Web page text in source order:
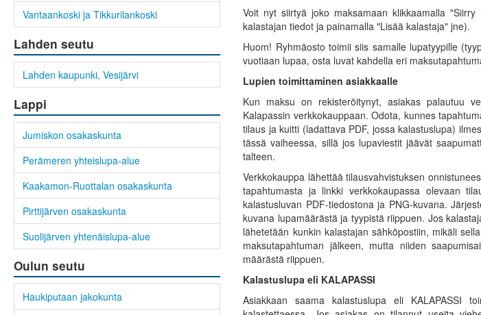
Vantaankoski ja Tikkurilankoski
Lahden seutu
Lahden kaupunki, Vesijärvi
Lappi
Jumiskon osakaskunta
Perämeren yhteislupa-alue
Kaakamon-Ruottalan osakaskunta
Pirttijärven osakaskunta
Suolijärven yhtenäislupa-alue
Oulun seutu
Haukiputaan jakokunta
Voit nyt siirtyä joko maksamaan klikkaamalla
kalastajan tiedot ja painamalla "Lisää kalastaja" jne).
Huom! Ryhmäosto toimii siis samalle lupatyypille
vuotiaan lupaa, osta luvat kahdella eri
Lupien toimittaminen asiakkaalle
Kun maksu on rekisteröitynyt, asiakas palautuu
Kalapassin verkkokauppaan. Odota, kunnes
tilaus ja kuitti (ladattava PDF, jossa kalastuslupa)
tässä vaiheessa, sillä jos lupaviestit jäävät
talteen.
Verkkokauppa lähettää tilausvahvistuksen
tapahtumasta ja linkki verkkokaupassa olevaan
kalastusluvan PDF-tiedostona ja PNG-kuvana.
kuvana lupamäärästä ja tyypistä riippuen. Jos
lähetetään kunkin kalastajan sähköpostiin, mikäli
maksutapahtuman jälkeen, mutta niiden
määrästä riippuen.
Kalastuslupa eli KALAPASSI
Asiakkaan saama kalastuslupa eli KALAPASSI